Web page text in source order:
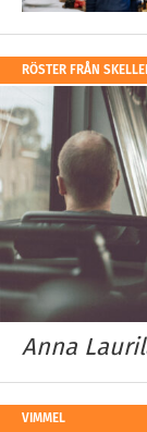
RÖSTER FRÅN
Anna
VIMMEL